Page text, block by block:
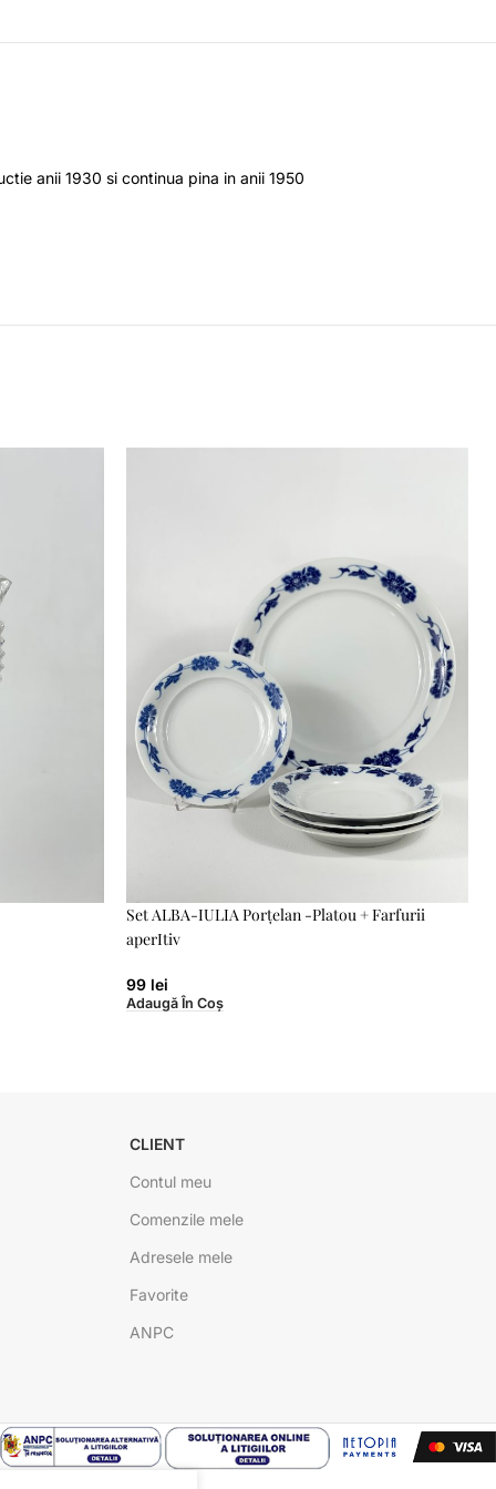
anii 1930 si continua pina in anii 1950
Set ALBA-IULIA Porțelan -Platou + Farfurii
aperItiv
99 lei
Adaugă În Coș
CLIENT
Contul meu
Comenzile mele
Adresele mele
Favorite
ANPC